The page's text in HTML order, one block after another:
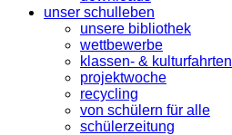
unser schulleben
unsere bibliothek
wettbewerbe
klassen- & kulturfahrten
projektwoche
recycling
von schülern für alle
schülerzeitung